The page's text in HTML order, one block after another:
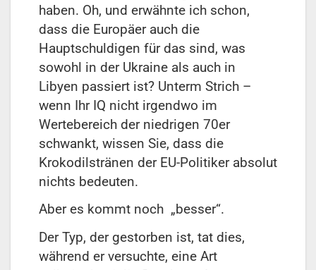
haben. Oh, und erwähnte ich schon,
dass die Europäer auch die
Hauptschuldigen für das sind, was
sowohl in der Ukraine als auch in
Libyen passiert ist? Unterm Strich –
wenn Ihr IQ nicht irgendwo im
Wertebereich der niedrigen 70er
schwankt, wissen Sie, dass die
Krokodilstränen der EU-Politiker absolut
nichts bedeuten.
Aber es kommt noch „besser“.
Der Typ, der gestorben ist, tat dies,
während er versuchte, eine Art